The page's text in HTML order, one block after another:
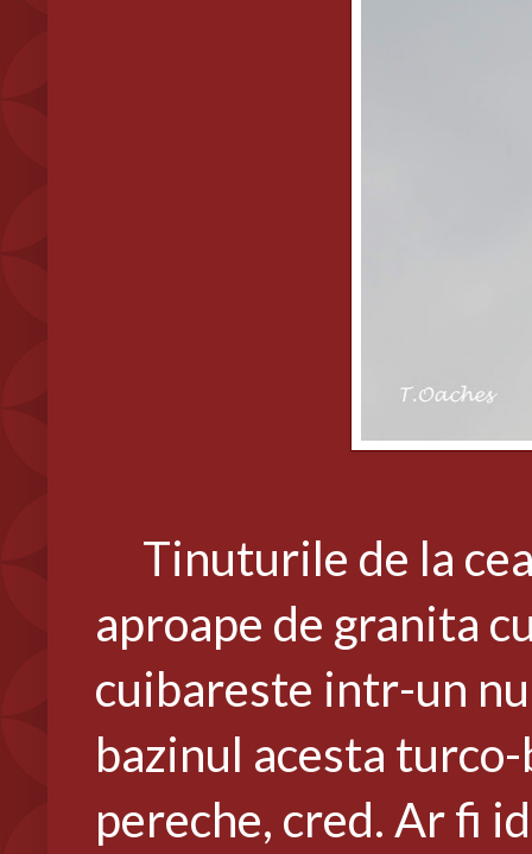
Tinuturile de la
aproape de granita
cuibareste intr-un
bazinul acesta
pereche, cred. Ar fi